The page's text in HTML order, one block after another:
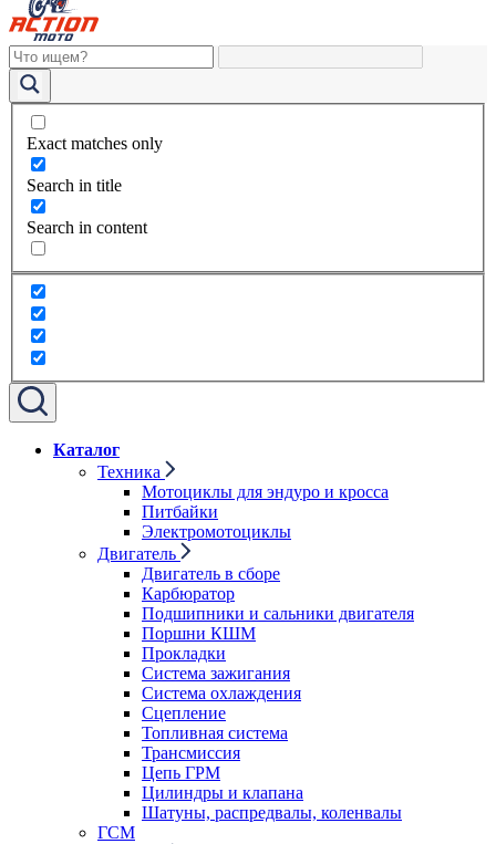
Exact matches only
Search in title
Search in content
Каталог
Техника
Мотоциклы для эндуро и кросса
Питбайки
Электромотоциклы
Двигатель
Двигатель в сборе
Карбюратор
Подшипники и сальники двигателя
Поршни КШМ
Прокладки
Система зажигания
Система охлаждения
Сцепление
Топливная система
Трансмиссия
Цепь ГРМ
Цилиндры и клапана
Шатуны, распредвалы, коленвалы
ГСМ